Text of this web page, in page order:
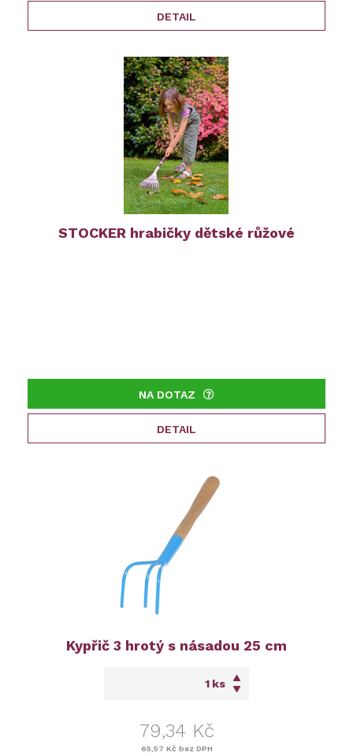
DETAIL
STOCKER hrabičky dětské růžové
NA DOTAZ
DETAIL
Kypřič 3 hrotý s násadou 25 cm
ks
79,34 Kč
65,57 Kč bez DPH